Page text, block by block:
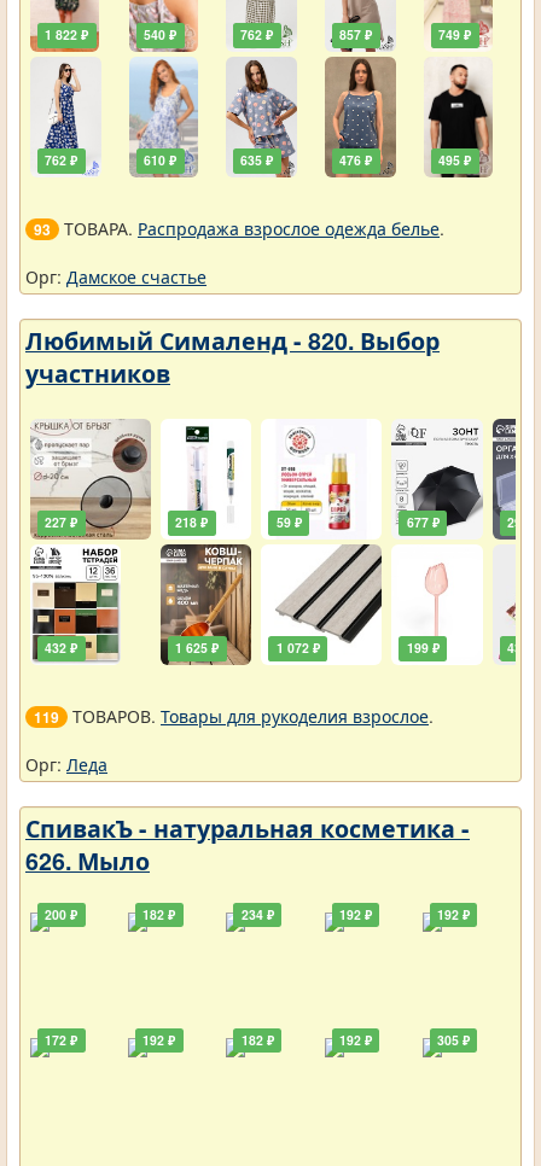
1 822 ₽
762 ₽
540 ₽
610 ₽
762 ₽
635 ₽
857 ₽
476 ₽
749 ₽
495 ₽
93 ТОВАРА. Распродажа взрослое одежда белье.
Орг: Дамское счастье
Любимый Сималенд - 820. Выбор
участников
227 ₽
432 ₽
218 ₽
1 625 ₽
59 ₽
1 072 ₽
677 ₽
199 ₽
290 ₽
432 ₽
119 ТОВАРОВ. Товары для рукоделия взрослое.
Орг: Леда
СпивакЪ - натуральная косметика -
626. Мыло
200 ₽
172 ₽
182 ₽
192 ₽
234 ₽
182 ₽
192 ₽
192 ₽
192 ₽
305 ₽